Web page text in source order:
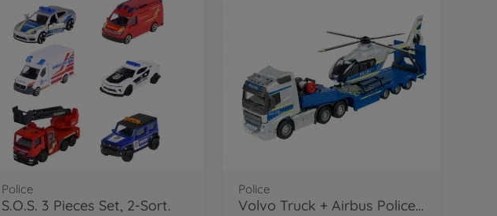
Police
S.O.S. 3 Pieces Set, 2-Sort.
Police
Volvo Truck + Airbus Police Helicopter